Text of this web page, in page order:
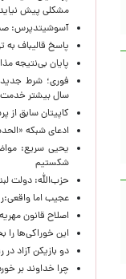
مشکلی پیش
آسوشیتدپرس:
پاسخ قالیباف
پایان بی‌نتیجه
سال بیشتر خدمت
کاپیتان سابق از
ادعای شبکه
یحیی سریع:
شکستیم
حزب‌الله: دولت
عجیب اما واقعی:رقم
اصلاح قانون
این خوراکی‌ها را
دو بازیکن آزاد
چرا خداوند بر خوردن این ۳ میوه